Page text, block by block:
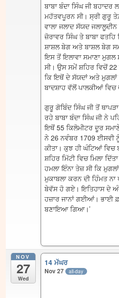
ਬਾਬਾ ਬੰਦਾ ਸਿੰਘ ਜੀ
ਮਹੱਤਵਪੂਰਨ ਸੀ। ਸ੍ਰੀ ਗੁਰੂ
ਵਾਲਾ ਜਲਾਦ ਸੱਯਦ
ਜ਼ੋਰਾਵਰ ਸਿੰਘ ਤੇ ਬਾਬਾ
ਸ਼ਾਸ਼ਲ ਬੇਗ ਅਤੇ ਬਾਸ਼ਲ ਬੇਗ
ਇਸ ਤੋਂ ਇਲਾਵਾ ਸਮਾਣਾ
ਸੀ। ਉਸ ਸਮੇਂ ਸ਼ਹਿਰ ਵਿਚੋਂ
ਕਿ ਇਥੋਂ ਦੇ ਸੱਯਦਾਂ ਅਤੇ
ਬਾਦਸ਼ਾਹ ਵੱਲੋਂ ਪਾਲਕੀਆਂ ਵਿਚ
ਗੁਰੂ ਗੋਬਿੰਦ ਸਿੰਘ ਜੀ ਤੋਂ
ਰਹੇ ਬਾਬਾ ਬੰਦਾ ਸਿੰਘ ਜੀ ਨੇ
ਇਥੋਂ 55 ਕਿਲੋਮੀਟਰ ਦੂਰ
ਨੇ 26 ਨਵੰਬਰ 1709 ਈਸਵੀ
ਕੀਤਾ। ਕੁਝ ਹੀ ਘੰਟਿਆਂ
ਸ਼ਹਿਰ ਮਿੱਟੀ ਵਿਚ ਮਿਲਾ
ਹਮਲਾ ਇੰਨਾ ਤੇਜ਼ ਸੀ ਕਿ
ਮੁਕਾਬਲਾ ਕਰਨ ਦੀ ਹਿੰਮਤ
ਬੇਵੱਸ ਹੋ ਗਏ। ਇਤਿਹਾਸ ਦੇ
ਹਜ਼ਾਰ ਜਾਨਾਂ ਗਈਆਂ। ਭਾਈ
ਬਣਾਇਆ ਗਿਆ।’
NOV
27
Wed
14 ਮੱਘਰ
Nov 27 all-day